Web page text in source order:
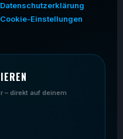
Datenschutzerklärung
Cookie-Einstellungen
– direkt auf deinem